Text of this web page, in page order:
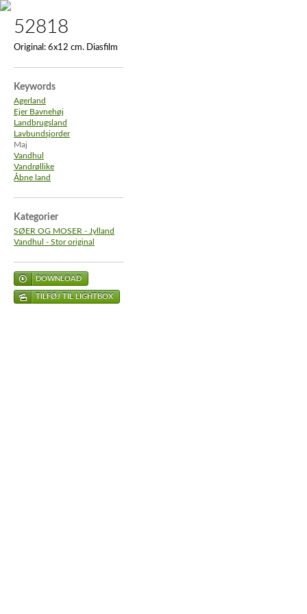
52818
Original: 6x12 cm. Diasfilm
Keywords
Agerland
Ejer Bavnehøj
Landbrugsland
Lavbundsjorder
Maj
Vandhul
Vandrøllike
Åbne land
Kategorier
SØER OG MOSER - Jylland
Vandhul - Stor original
DOWNLOAD
TILFØJ TIL LIGHTBOX